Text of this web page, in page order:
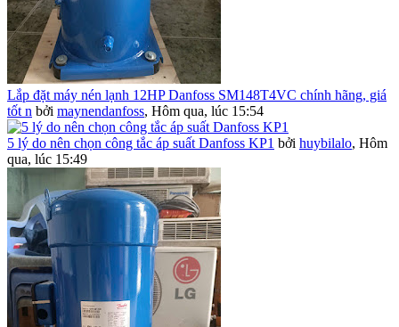
Lắp đặt máy nén lạnh 12HP Danfoss SM148T4VC chính hãng, giá
tốt n bởi maynendanfoss, Hôm qua, lúc 15:54
5 lý do nên chọn công tắc áp suất Danfoss KP1 bởi huybilalo, Hôm
qua, lúc 15:49